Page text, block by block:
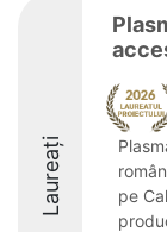
Laureați
pe